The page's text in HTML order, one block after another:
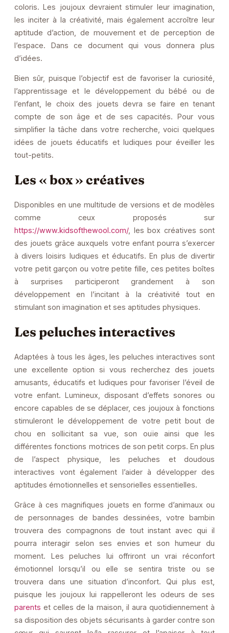
coloris. Les joujoux devraient stimuler leur imagination,
les inciter à la créativité, mais également accroître leur
aptitude d’action, de mouvement et de perception de
l’espace. Dans ce document qui vous donnera plus
d’idées.
Bien sûr, puisque l’objectif est de favoriser la curiosité,
l’apprentissage et le développement du bébé ou de
l’enfant, le choix des jouets devra se faire en tenant
compte de son âge et de ses capacités. Pour vous
simplifier la tâche dans votre recherche, voici quelques
idées de jouets éducatifs et ludiques pour éveiller les
tout-petits.
Les « box » créatives
Disponibles en une multitude de versions et de modèles
comme ceux proposés sur
https://www.kidsofthewool.com/, les box créatives sont
des jouets grâce auxquels votre enfant pourra s’exercer
à divers loisirs ludiques et éducatifs. En plus de divertir
votre petit garçon ou votre petite fille, ces petites boîtes
à surprises participeront grandement à son
développement en l’incitant à la créativité tout en
stimulant son imagination et ses aptitudes physiques.
Les peluches interactives
Adaptées à tous les âges, les peluches interactives sont
une excellente option si vous recherchez des jouets
amusants, éducatifs et ludiques pour favoriser l’éveil de
votre enfant. Lumineux, disposant d’effets sonores ou
encore capables de se déplacer, ces joujoux à fonctions
stimuleront le développement de votre petit bout de
chou en sollicitant sa vue, son ouïe ainsi que les
différentes fonctions motrices de son petit corps. En plus
de l’aspect physique, les peluches et doudous
interactives vont également l’aider à développer des
aptitudes émotionnelles et sensorielles essentielles.
Grâce à ces magnifiques jouets en forme d’animaux ou
de personnages de bandes dessinées, votre bambin
trouvera des compagnons de tout instant avec qui il
pourra interagir selon ses envies et son humeur du
moment. Les peluches lui offriront un vrai réconfort
émotionnel lorsqu’il ou elle se sentira triste ou se
trouvera dans une situation d’inconfort. Qui plus est,
puisque les joujoux lui rappelleront les odeurs de ses
parents et celles de la maison, il aura quotidiennement à
sa disposition des objets sécurisants à garder contre son